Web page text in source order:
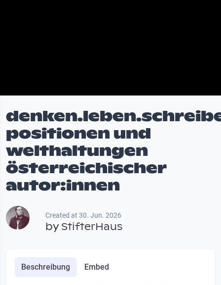
positionen und
welthaltungen
österreichischer
autor:innen
Created at 30. Jun. 2026
byStifterHaus
Beschreibung Embed